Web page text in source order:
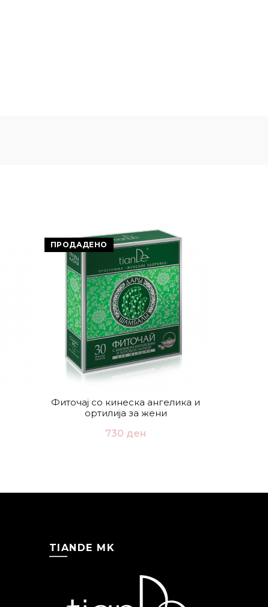
ПРОДАДЕНО
Фиточај со кинеска ангелика и
ортилија за жени
730 ден
TIANDE MK